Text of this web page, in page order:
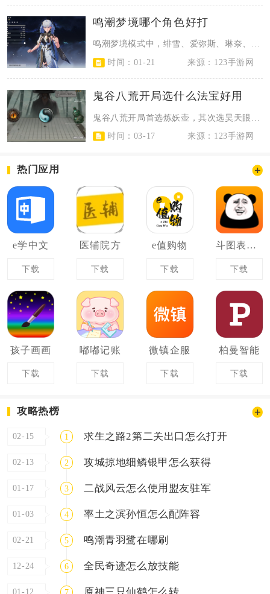
鸣潮梦境哪个角色好打
鸣潮梦境模式中，绯雪、爱弥斯、琳奈、散华是最适合挑战的角色，能大幅降低通关难...
时间：01-21
来源：123手游网
鬼谷八荒开局选什么法宝好用
时间：03-17
来源：123手游网
热门应用
e学中文
下载
医辅院方
下载
e值购物
下载
斗图表情包
下载
孩子画画
下载
嘟嘟记账
下载
微镇企服
下载
柏曼智能
下载
攻略热榜
02-15 1 求生之路2第二关出口怎么打开
02-13 2 攻城掠地细鳞银甲怎么获得
01-17 3 二战风云怎么使用盟友驻军
01-03 4 率土之滨孙恒怎么配阵容
02-21 5 鸣潮青羽鹭在哪刷
12-24 6 全民奇迹怎么放技能
01-12